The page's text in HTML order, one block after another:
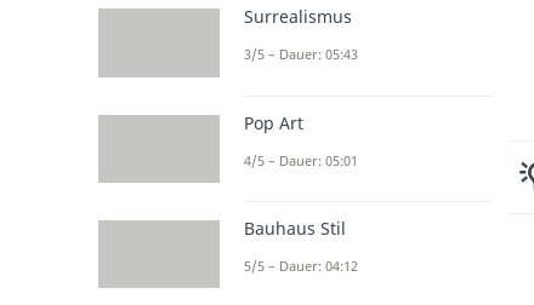
Surrealismus
3/5 – Dauer: 05:43
Pop Art
4/5 – Dauer: 05:01
Bauhaus Stil
5/5 – Dauer: 04:12